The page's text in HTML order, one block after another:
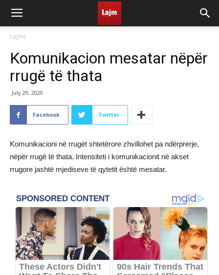
Lajme
Komunikacion mesatar nëpër
rrugë të thata
July 29, 2020
Facebook Twitter
Komunikacioni në rrugët shtetërore zhvillohet pa ndërprerje,
nëpër rrugë të thata. Intensiteti i komunikacionit në akset
rrugore jashtë mjediseve të qytetit është mesatar.